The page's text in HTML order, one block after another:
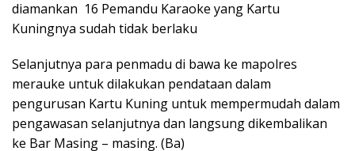
diamankan 16 Pemandu Karaoke yang Kartu
Kuningnya sudah tidak berlaku
Selanjutnya para penmadu di bawa ke mapolres
merauke untuk dilakukan pendataan dalam
pengurusan Kartu Kuning untuk mempermudah dalam
pengawasan selanjutnya dan langsung dikembalikan
ke Bar Masing – masing. (Ba)